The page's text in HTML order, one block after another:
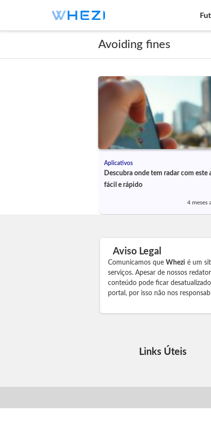
Avoiding fines
Aplicativos
Descubra onde tem radar com este
fácil e rápido
4 meses
Aviso Legal
Comunicamos que Whezi é um
serviços. Apesar de nossos
conteúdo pode ficar
portal, por isso não nos
Links Úteis